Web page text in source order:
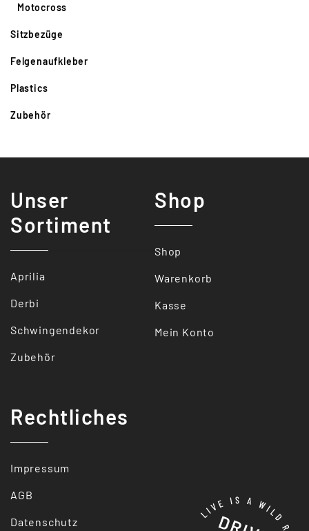
Motocross
Sitzbezüge
Felgenaufkleber
Plastics
Zubehör
Unser
Sortiment
Aprilia
Derbi
Schwingendekor
Zubehör
Shop
Shop
Warenkorb
Kasse
Mein Konto
Rechtliches
Impressum
AGB
Datenschutz